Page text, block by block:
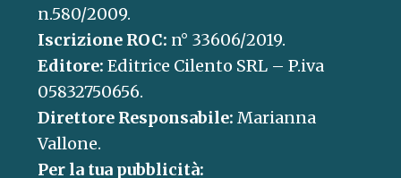
n.580/2009.
Iscrizione ROC: n° 33606/2019.
Editore: Editrice Cilento SRL – P.iva
05832750656.
Direttore Responsabile: Marianna
Vallone.
Per la tua pubblicità: